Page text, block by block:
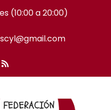
(10:00 a 20:00)